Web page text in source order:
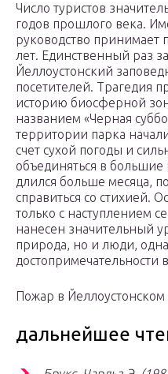
Число туристов
годов прошлого века.
руководство принимает
лет. Единственный раз
Йеллоустонский
посетителей. Трагедия
историю биосферной
названием «Черная
территории парка
счет сухой погоды и
объединяться в
длился больше месяца,
справиться со стихией.
только с наступлением
нанесен значительный
природа, но и люди,
достопримечательности
Пожар в
дальнейшее